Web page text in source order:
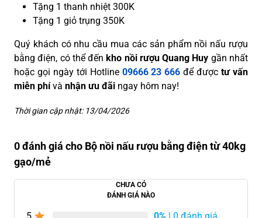
Tặng 1 thanh nhiệt 300K
Tặng 1 giỏ trụng 350K
Quý khách có nhu cầu mua các sản phẩm nồi nấu rượu
bằng điện, có thể đếnkho nồi rượu Quang Huy gần nhất
hoặc gọi ngày tới Hotline 09666 23 666 để đượctư vấn
miễn phívà nhận ưu đãi ngay hôm nay!
Thời gian cập nhật: 13/04/2026
0 đánh giá cho Bộ nồi nấu rượu bằng điện từ 40kg
gạo/mẻ
CHƯA CÓ
ĐÁNH GIÁ NÀO
5 0% | 0 đánh giá